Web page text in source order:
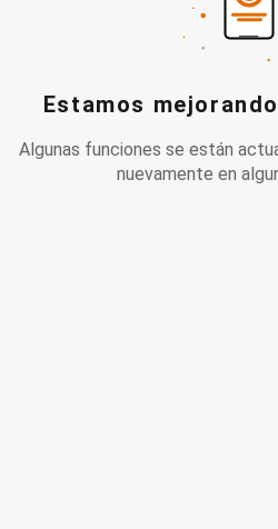
Estamos
Algunas funciones se están
nuevamente en